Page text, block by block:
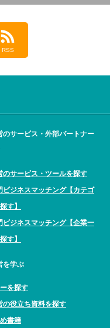
RSS
のサービス・外部パートナー
のサービス・ツールを探す
ビジネスマッチング【カテゴ
す】
ビジネスマッチング【企業一
す】
を学ぶ
を探す
の役立ち資料を探す
書籍